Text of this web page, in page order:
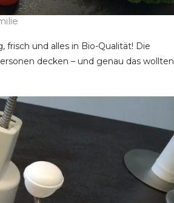
frisch und alles in Bio-Qualität! Die
decken – und genau das wollten